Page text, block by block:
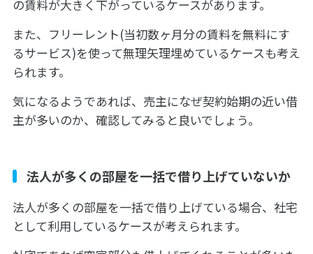
の賃料が大きく下がっているケースがあります。
また、フリーレント(当初数ヶ月分の賃料を無料にす
るサービス)を使って無理矢理埋めているケースも考え
られます。
気になるようであれば、売主になぜ契約始期の近い借
主が多いのか、確認してみると良いでしょう。
法人が多くの部屋を一括で借り上げていないか
法人が多くの部屋を一括で借り上げている場合、社宅
として利用しているケースが考えられます。